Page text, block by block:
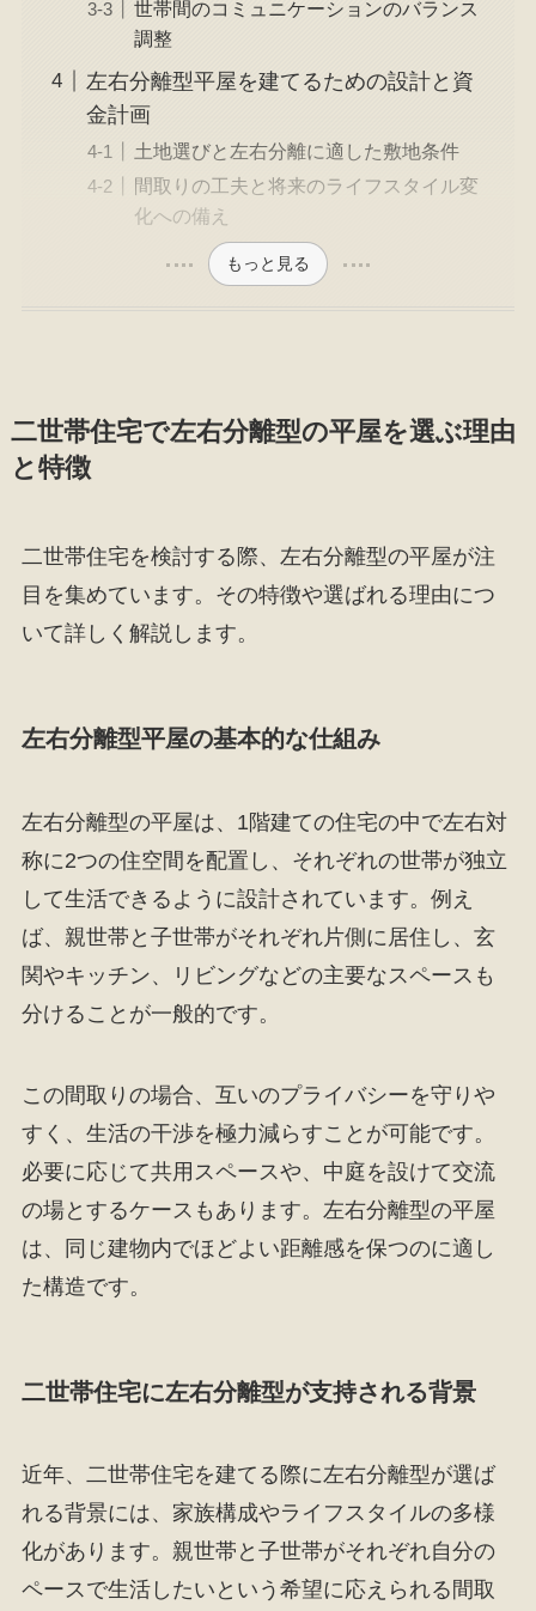
世帯間のコミュニケーションのバランス
調整
左右分離型平屋を建てるための設計と資
金計画
土地選びと左右分離に適した敷地条件
間取りの工夫と将来のライフスタイル変
化への備え
もっと見る
二世帯住宅で左右分離型の平屋を選ぶ理由
と特徴
二世帯住宅を検討する際、左右分離型の平屋が注
目を集めています。その特徴や選ばれる理由につ
いて詳しく解説します。
左右分離型平屋の基本的な仕組み
左右分離型の平屋は、1階建ての住宅の中で左右対
称に2つの住空間を配置し、それぞれの世帯が独立
して生活できるように設計されています。例え
ば、親世帯と子世帯がそれぞれ片側に居住し、玄
関やキッチン、リビングなどの主要なスペースも
分けることが一般的です。
この間取りの場合、互いのプライバシーを守りや
すく、生活の干渉を極力減らすことが可能です。
必要に応じて共用スペースや、中庭を設けて交流
の場とするケースもあります。左右分離型の平屋
は、同じ建物内でほどよい距離感を保つのに適し
た構造です。
二世帯住宅に左右分離型が支持される背景
近年、二世帯住宅を建てる際に左右分離型が選ば
れる背景には、家族構成やライフスタイルの多様
化があります。親世帯と子世帯がそれぞれ自分の
ペースで生活したいという希望に応えられる間取